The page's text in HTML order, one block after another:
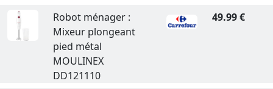
Robot ménager :
Mixeur plongeant
pied métal
MOULINEX
DD121110
49.99 €